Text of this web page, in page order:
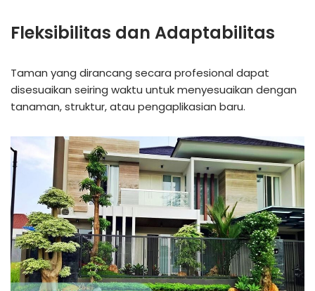
Fleksibilitas dan Adaptabilitas
Taman yang dirancang secara profesional dapat
disesuaikan seiring waktu untuk menyesuaikan dengan
tanaman, struktur, atau pengaplikasian baru.